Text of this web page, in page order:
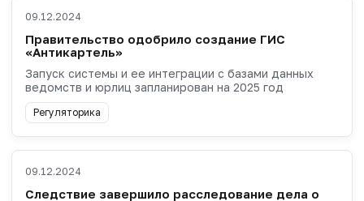
09.12.2024
Правительство одобрило создание ГИС
«Антикартель»
Запуск системы и ее интеграции с базами данных
ведомств и юрлиц запланирован на 2025 год
Регуляторика
09.12.2024
Следствие завершило расследование дела о